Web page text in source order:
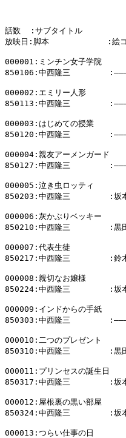
話数  :サブタイトル
放映日:脚本            :絵
000001:ミンチン女子学院
850106:中西隆三
000002:エミリー人形
850113:中西隆三
000003:はじめての授業
850120:中西隆三
000004:親友アーメンガード
850127:中西隆三
000005:泣き虫ロッティ
850203:中西隆三        :
000006:灰かぶりベッキー
850210:中西隆三        :
000007:代表生徒
850217:中西隆三        :
000008:親切なお嬢様
850224:中西隆三        :
000009:インドからの手紙
850303:中西隆三
000010:二つのプレゼント
850310:中西隆三        :
000011:プリンセスの誕生日
850317:中西隆三        :
000012:屋根裏の黒い部屋
850324:中西隆三        :
000013:つらい仕事の日